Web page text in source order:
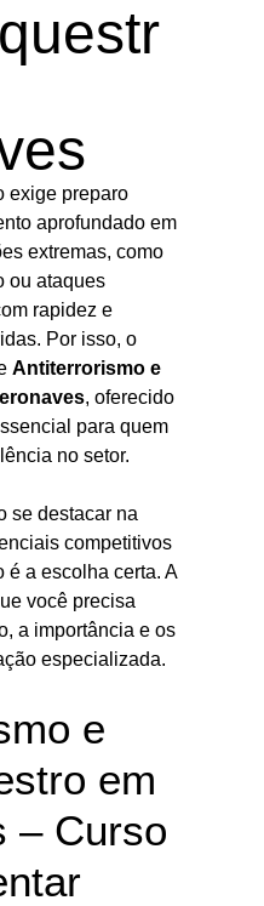
exige preparo
aprofundado em
extremas, como
ou ataques
rapidez e
Por isso, o
Antiterrorismo e
, oferecido
para quem
no setor.
se destacar na
competitivos
é a escolha certa. A
você precisa
a importância e os
especializada.
e
em
– Curso